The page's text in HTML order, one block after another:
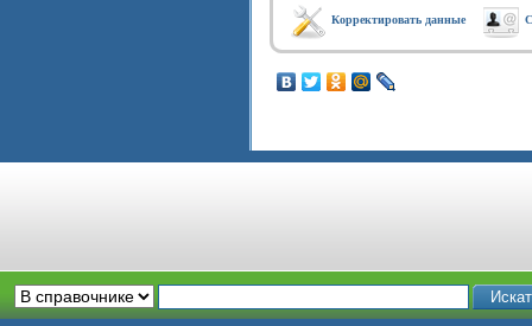
Корректировать данные